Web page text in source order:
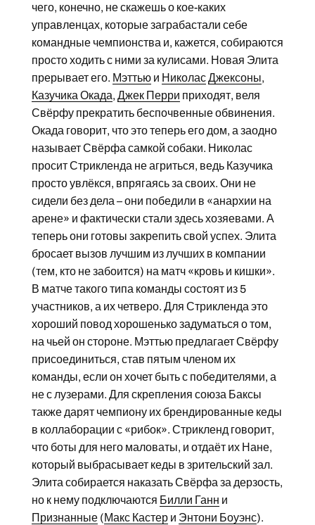
чего, конечно, не скажешь о кое-каких
управленцах, которые заграбастали себе
командные чемпионства и, кажется, собираются
просто ходить с ними за кулисами. Новая Элита
прерывает его. Мэттьюи НиколасДжексоны,
Казучика Окада, Джек Перри приходят, веля
Свёрфу прекратить беспочвенные обвинения.
Окада говорит, что это теперь его дом, а заодно
называет Свёрфа самкой собаки. Николас
просит Стрикленда не агриться, ведь Казучика
просто увлёкся, впрягаясь за своих. Они не
сидели без дела – они победили в «анархии на
арене» и фактически стали здесь хозяевами. А
теперь они готовы закрепить свой успех. Элита
бросает вызов лучшим из лучших в компании
(тем, кто не забоится) на матч «кровь и кишки».
В матче такого типа команды состоят из 5
участников, а их четверо. Для Стрикленда это
хороший повод хорошенько задуматься о том,
на чьей он стороне. Мэттью предлагает Свёрфу
присоединиться, став пятым членом их
команды, если он хочет быть с победителями, а
не с лузерами. Для скрепления союза Баксы
также дарят чемпиону их брендированные кеды
в коллаборации с «рибок». Стрикленд говорит,
что боты для него маловаты, и отдаёт их Нане,
который выбрасывает кеды в зрительский зал.
Элита собирается наказать Свёрфа за дерзость,
но к нему подключаются Билли Ганн и
Признанные(Макс Кастери Энтони Боуэнс).